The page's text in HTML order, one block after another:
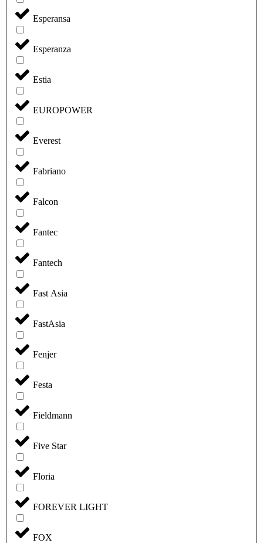
Esperansa
Esperanza
Estia
EUROPOWER
Everest
Fabriano
Falcon
Fantec
Fantech
Fast Asia
FastAsia
Fenjer
Festa
Fieldmann
Five Star
Floria
FOREVER LIGHT
FOX